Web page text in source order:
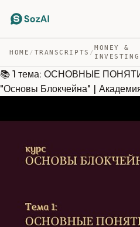
HOME / TRANSCRIPTS /
MONEY &
INVESTING
📚 1 тема: ОСНОВНЫЕ
"Основы Блокчейна" |